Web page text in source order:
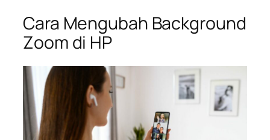
Cara Mengubah Background
Zoom di HP